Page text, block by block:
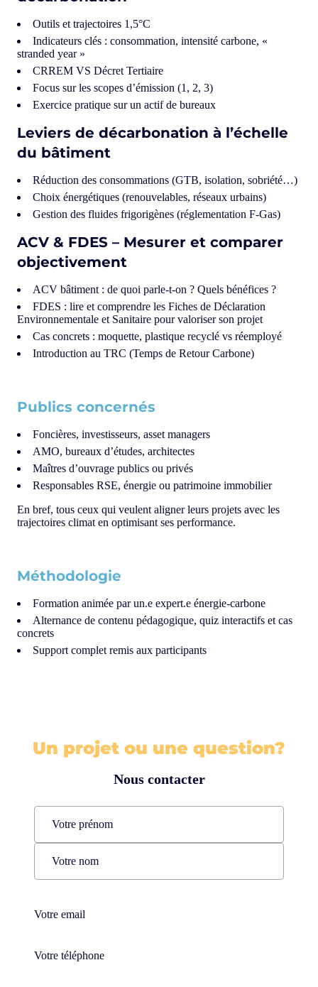
Outils et trajectoires 1,5°C
Indicateurs clés : consommation, intensité carbone, «
stranded year »
CRREM VS Décret Tertiaire
Focus sur les scopes d’émission (1, 2, 3)
Exercice pratique sur un actif de bureaux
Leviers de décarbonation à l’échelle
du bâtiment
Réduction des consommations (GTB, isolation, sobriété…)
Choix énergétiques (renouvelables, réseaux urbains)
Gestion des fluides frigorigènes (réglementation F-Gas)
ACV & FDES – Mesurer et comparer
objectivement
ACV bâtiment : de quoi parle-t-on ? Quels bénéfices ?
FDES : lire et comprendre les Fiches de Déclaration
Environnementale et Sanitaire pour valoriser son projet
Cas concrets : moquette, plastique recyclé vs réemployé
Introduction au TRC (Temps de Retour Carbone)
Publics concernés
Foncières, investisseurs, asset managers
AMO, bureaux d’études, architectes
Maîtres d’ouvrage publics ou privés
Responsables RSE, énergie ou patrimoine immobilier
En bref, tous ceux qui veulent aligner leurs projets avec les
trajectoires climat en optimisant ses performance.
Méthodologie
Formation animée par un.e expert.e énergie-carbone
Alternance de contenu pédagogique, quiz interactifs et cas
concrets
Support complet remis aux participants
Un projet ou une question?
Nous contacter
Name
Prénom
Téléphone(Nécessaire)
Téléphone(Nécessaire)